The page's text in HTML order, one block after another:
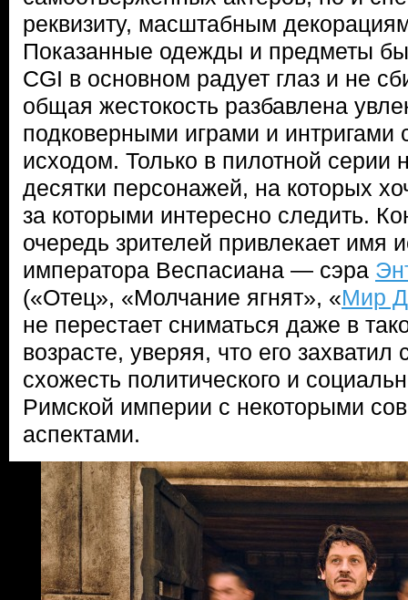
реквизиту, масштабным
Показанные одежды и предметы
CGI в основном радует глаз и не
общая жестокость разбавлена
подковерными играми и интригами
исходом. Только в пилотной серии
десятки персонажей, на которых
за которыми интересно следить.
очередь зрителей привлекает имя
императора Веспасиана — сэра
(«Отец», «Молчание ягнят», «Мир
не перестает сниматься даже в
возрасте, уверяя, что его
схожесть политического и
Римской империи с некоторыми
аспектами.